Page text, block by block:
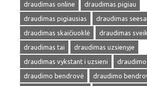
draudimas online
draudimas pigiau
draudimas pigiausias
draudimas
draudimas skaičiuoklė
draudimas
draudimas tai
draudimas uzsienyje
draudimas vykstant i uzsieni
draudimo
draudimo bendrovė
draudimo